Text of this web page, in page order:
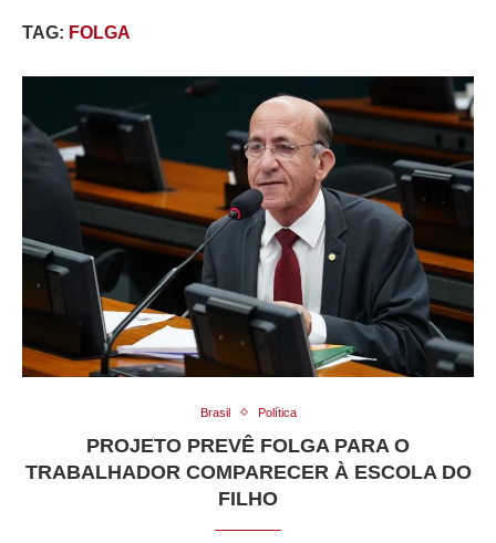
TAG: FOLGA
Brasil Política
PROJETO PREVÊ FOLGA PARA O
TRABALHADOR COMPARECER À ESCOLA DO
FILHO